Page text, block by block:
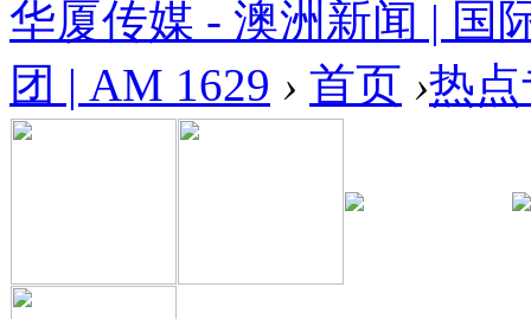
华厦传媒 - 澳洲新闻 | 国
团 | AM 1629 › 首页 ›热